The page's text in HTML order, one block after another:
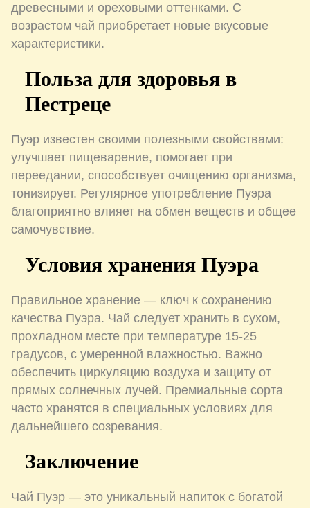
древесными и ореховыми оттенками. С
возрастом чай приобретает новые вкусовые
характеристики.
Польза для здоровья в
Пестреце
Пуэр известен своими полезными свойствами:
улучшает пищеварение, помогает при
переедании, способствует очищению организма,
тонизирует. Регулярное употребление Пуэра
благоприятно влияет на обмен веществ и общее
самочувствие.
Условия хранения Пуэра
Правильное хранение — ключ к сохранению
качества Пуэра. Чай следует хранить в сухом,
прохладном месте при температуре 15-25
градусов, с умеренной влажностью. Важно
обеспечить циркуляцию воздуха и защиту от
прямых солнечных лучей. Премиальные сорта
часто хранятся в специальных условиях для
дальнейшего созревания.
Заключение
Чай Пуэр — это уникальный напиток с богатой